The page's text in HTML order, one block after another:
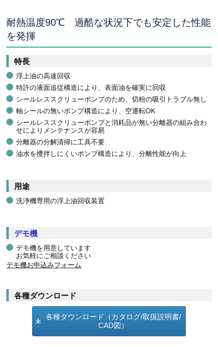
耐熱温度90℃ 過酷な状況下でも安定した性能
を発揮
特長
浮上油の高速回収
特許の液面追従構造により、表面油を確実に回収
シールレススクリューポンプのため、切粉の吸引トラブル無し
軸シールの無いポンプ構造により、空運転OK
シールレススクリューポンプと消耗品が無い分離器の組み合わ
せによりメンテナンスが容易
分離器の分解清掃に工具不要
油水を攪拌しにくいポンプ構造により、分離性能が向上
用途
洗浄機専用の浮上油回収装置
デモ機
デモ機を用意しています
お気軽にご相談ください
デモ機お申込みフォーム
各種ダウンロード
各種ダウンロード（カタログ/取扱説明書/
CAD図）